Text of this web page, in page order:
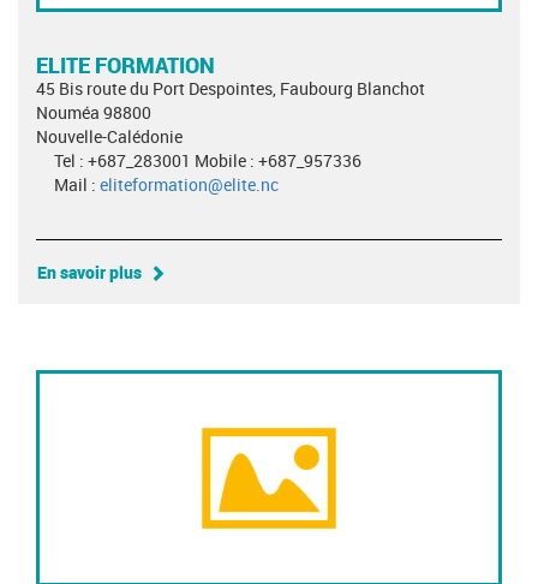
ELITE FORMATION
45 Bis route du Port Despointes, Faubourg Blanchot
Nouméa 98800
Nouvelle-Calédonie
Tel : +687_283001 Mobile : +687_957336
Mail : eliteformation@elite.nc
En savoir plus